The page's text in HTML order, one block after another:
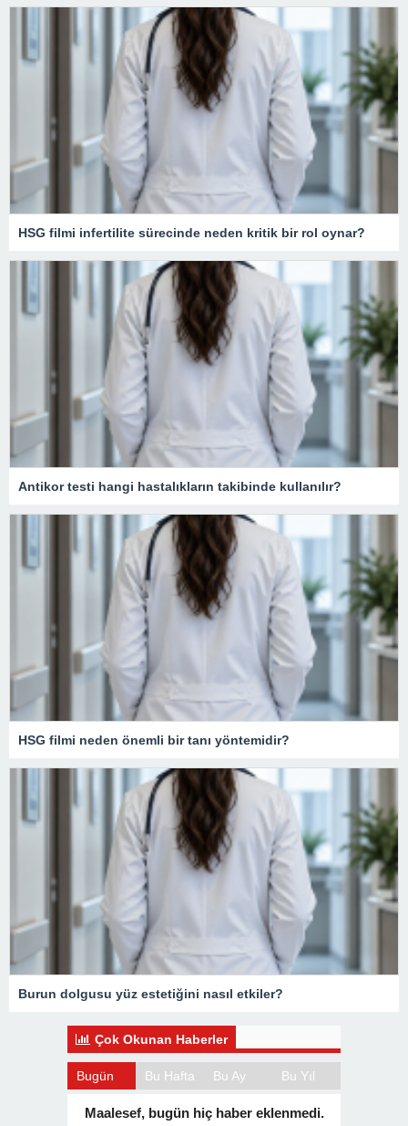
HSG filmi infertilite sürecinde neden kritik bir rol oynar?
Antikor testi hangi hastalıkların takibinde kullanılır?
HSG filmi neden önemli bir tanı yöntemidir?
Burun dolgusu yüz estetiğini nasıl etkiler?
Çok Okunan Haberler
Bugün Bu Hafta Bu Ay Bu Yıl
Maalesef, bugün hiç haber eklenmedi.